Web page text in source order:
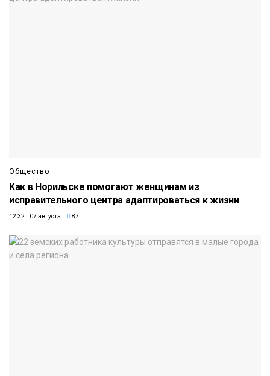
Общество
Как в Норильске помогают женщинам из
исправительного центра адаптироваться к жизни
12:32 07 августа 87